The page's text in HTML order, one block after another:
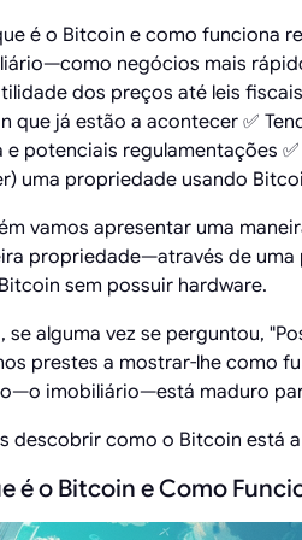
é o Bitcoin e como funciona
negócios mais
dos preços até leis
que já estão a acontecer ✅
e potenciais regulamentações
uma propriedade usando
vamos apresentar uma
propriedade—através de uma
sem possuir hardware.
se alguma vez se perguntou,
prestes a mostrar-lhe como
imobiliário—está maduro
descobrir como o Bitcoin está
é o Bitcoin e Como